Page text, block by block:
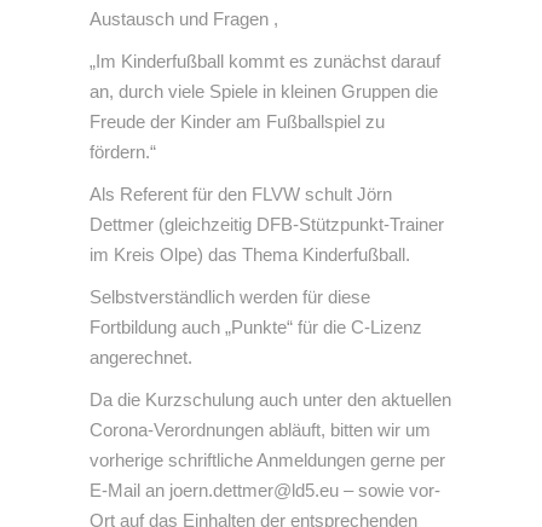
Austausch und Fragen ,
„Im Kinderfußball kommt es zunächst darauf
an, durch viele Spiele in kleinen Gruppen die
Freude der Kinder am Fußballspiel zu
fördern.“
Als Referent für den FLVW schult Jörn
Dettmer (gleichzeitig DFB-Stützpunkt-Trainer
im Kreis Olpe) das Thema Kinderfußball.
Selbstverständlich werden für diese
Fortbildung auch „Punkte“ für die C-Lizenz
angerechnet.
Da die Kurzschulung auch unter den aktuellen
Corona-Verordnungen abläuft, bitten wir um
vorherige schriftliche Anmeldungen gerne per
E-Mail an joern.dettmer@ld5.eu – sowie vor-
Ort auf das Einhalten der entsprechenden